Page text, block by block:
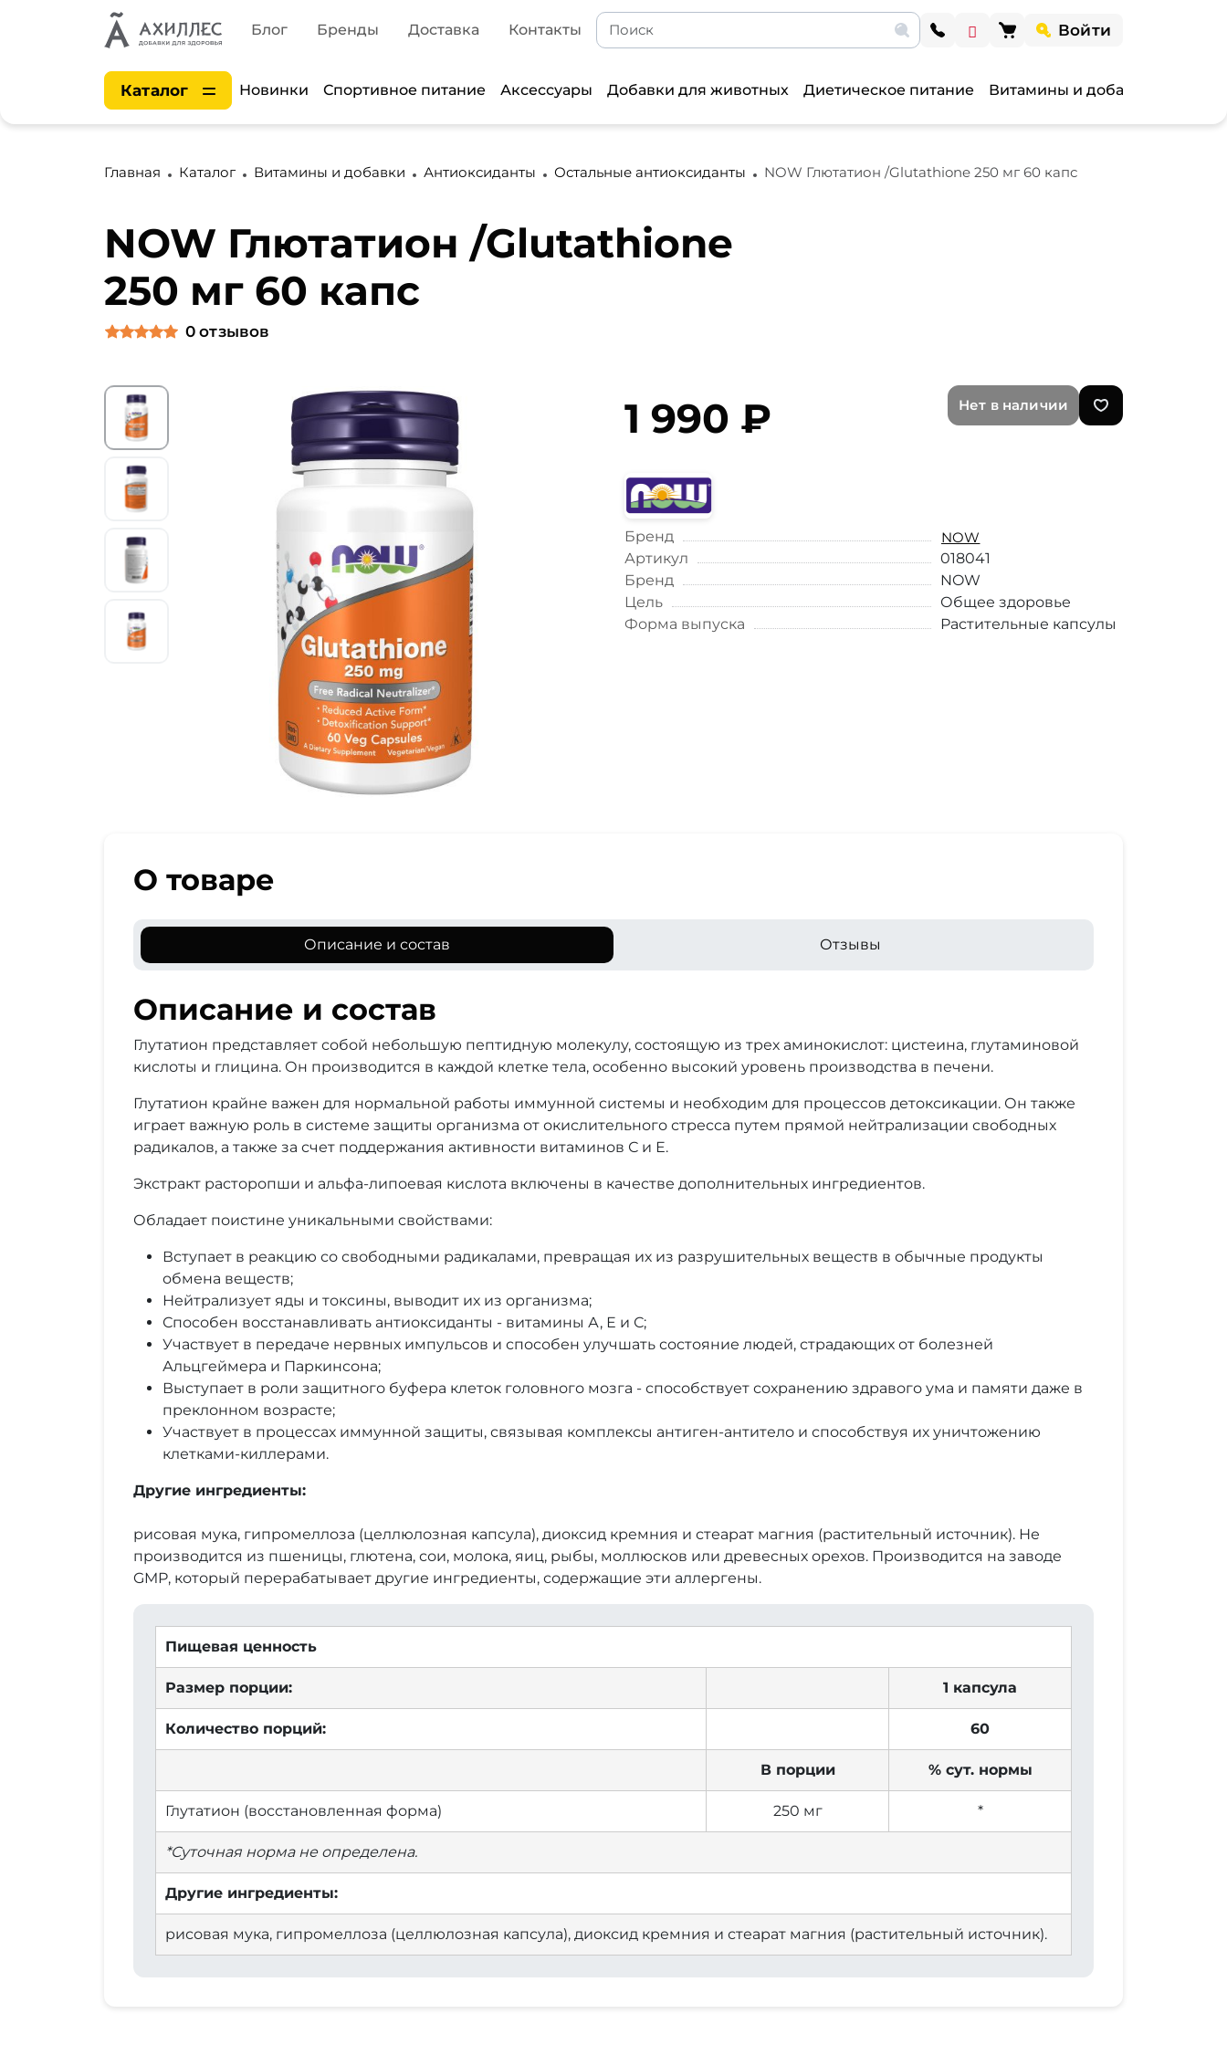
Блог Бренды Доставка Контакты Войти
Каталог Новинки Спортивное питание Аксессуары Добавки для животных Диетическое питание Витамины и добавки
Главная Каталог Витамины и добавки Антиоксиданты Остальные антиоксиданты NOW Глютатион /Glutathione 250 мг 60 капс
NOW Глютатион /Glutathione
250 мг 60 капс
0 отзывов
1 990 ₽ Нет в наличии
Бренд
NOW
Артикул
018041
Бренд
NOW
Цель
Общее здоровье
Форма выпуска
Растительные капсулы
О товаре
Описание и состав Отзывы
Описание и состав
Глутатион представляет собой небольшую пептидную молекулу, состоящую из трех аминокислот: цистеина, глутаминовой
кислоты и глицина. Он производится в каждой клетке тела, особенно высокий уровень производства в печени.
Глутатион крайне важен для нормальной работы иммунной системы и необходим для процессов детоксикации. Он также
играет важную роль в системе защиты организма от окислительного стресса путем прямой нейтрализации свободных
радикалов, а также за счет поддержания активности витаминов С и Е.
Экстракт расторопши и альфа-липоевая кислота включены в качестве дополнительных ингредиентов.
Обладает поистине уникальными свойствами:
Вступает в реакцию со свободными радикалами, превращая их из разрушительных веществ в обычные продукты
обмена веществ;
Нейтрализует яды и токсины, выводит их из организма;
Способен восстанавливать антиоксиданты - витамины А, Е и С;
Участвует в передаче нервных импульсов и способен улучшать состояние людей, страдающих от болезней
Альцгеймера и Паркинсона;
Выступает в роли защитного буфера клеток головного мозга - способствует сохранению здравого ума и памяти даже в
преклонном возрасте;
Участвует в процессах иммунной защиты, связывая комплексы антиген-антитело и способствуя их уничтожению
клетками-киллерами.
Другие ингредиенты:
рисовая мука, гипромеллоза (целлюлозная капсула), диоксид кремния и стеарат магния (растительный источник). Не
производится из пшеницы, глютена, сои, молока, яиц, рыбы, моллюсков или древесных орехов. Производится на заводе
GMP, который перерабатывает другие ингредиенты, содержащие эти аллергены.
Пищевая ценность
Размер порции: 1 капсула
Количество порций: 60
В порции % сут. нормы
Глутатион (восстановленная форма) 250 мг *
*Суточная норма не определена.
Другие ингредиенты:
рисовая мука, гипромеллоза (целлюлозная капсула), диоксид кремния и стеарат магния (растительный источник).